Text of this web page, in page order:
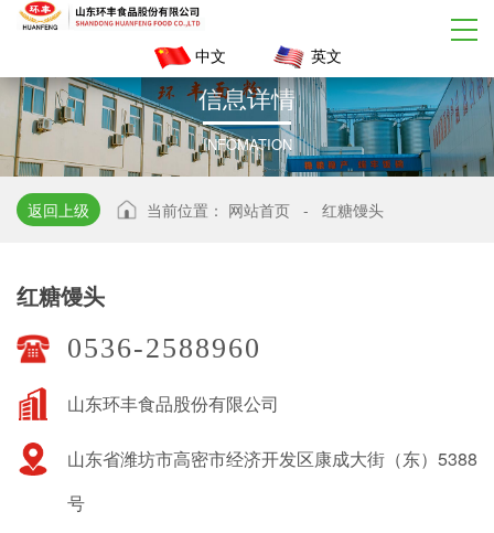
中文 英文
信息详情
INFOMATION
返回上级 当前位置： 网站首页 - 红糖馒头
红糖馒头
0536-2588960
山东环丰食品股份有限公司
山东省潍坊市高密市经济开发区康成大街（东）5388
号